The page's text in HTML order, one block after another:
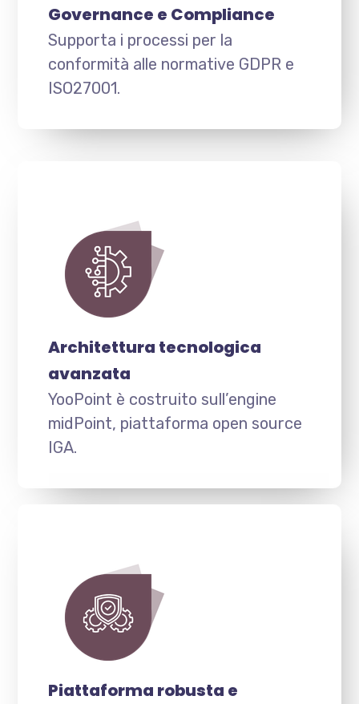
Governance e Compliance
Supporta i processi per la
conformità alle normative GDPR e
ISO27001.
Architettura tecnologica
avanzata
YooPoint è costruito sull’engine
midPoint, piattaforma open source
IGA.
Piattaforma robusta e